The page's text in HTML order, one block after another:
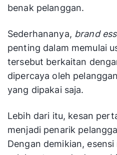
benak pelanggan.
Sederhananya, brand
penting dalam memulai
tersebut berkaitan
dipercaya oleh
yang dipakai saja.
Lebih dari itu, kesan
menjadi penarik
Dengan demikian,